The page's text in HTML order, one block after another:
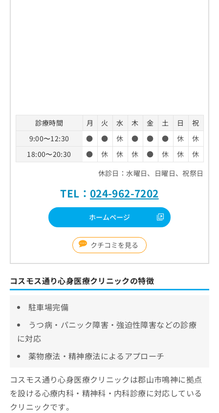
診療時間 月 火 水 木 金 土 日
祝
9:00〜12:30
● ● 休 ● ● ● 休
休
18:00〜20:30
● 休 休 休 ● 休 休
休
休診日：水曜日、日曜日、祝祭日
TEL： 024-962-7202
ホームページ
クチコミを見る
コスモス通り心身医療クリニックの特徴
駐車場完備
うつ病・パニック障害・強迫性障害などの診療
に対応
薬物療法・精神療法によるアプローチ
コスモス通り心身医療クリニックは郡山市鳴神に拠点
を設ける心療内科・精神科・内科診療に対応している
クリニックです。